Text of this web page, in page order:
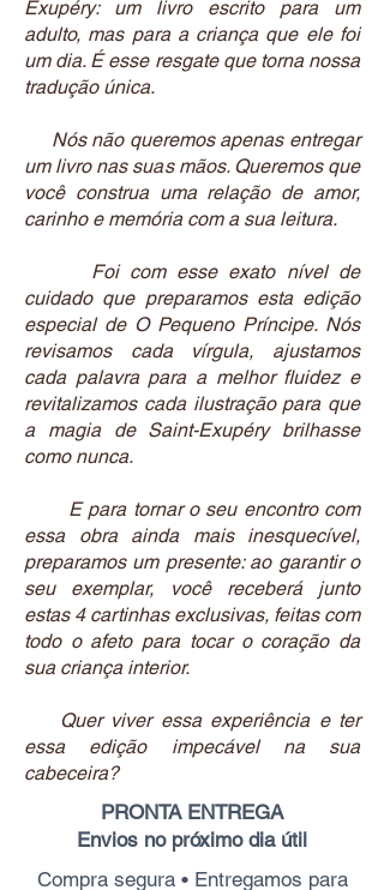
Exupéry: um livro escrito para um
adulto, mas para a criança que ele foi
um dia. É esse resgate que torna nossa
tradução única.
Nós não queremos apenas entregar
um livro nas suas mãos. Queremos que
você construa uma relação de amor,
carinho e memória com a sua leitura.
Foi com esse exato nível de
cuidado que preparamos esta edição
especial de O Pequeno Príncipe. Nós
revisamos cada vírgula, ajustamos
cada palavra para a melhor fluidez e
revitalizamos cada ilustração para que
a magia de Saint-Exupéry brilhasse
como nunca.
E para tornar o seu encontro com
essa obra ainda mais inesquecível,
preparamos um presente: ao garantir o
seu exemplar, você receberá junto
estas 4 cartinhas exclusivas, feitas com
todo o afeto para tocar o coração da
sua criança interior.
Quer viver essa experiência e ter
essa edição impecável na sua
cabeceira?
PRONTA ENTREGA
Envios no próximo dia útil
Compra segura • Entregamos para